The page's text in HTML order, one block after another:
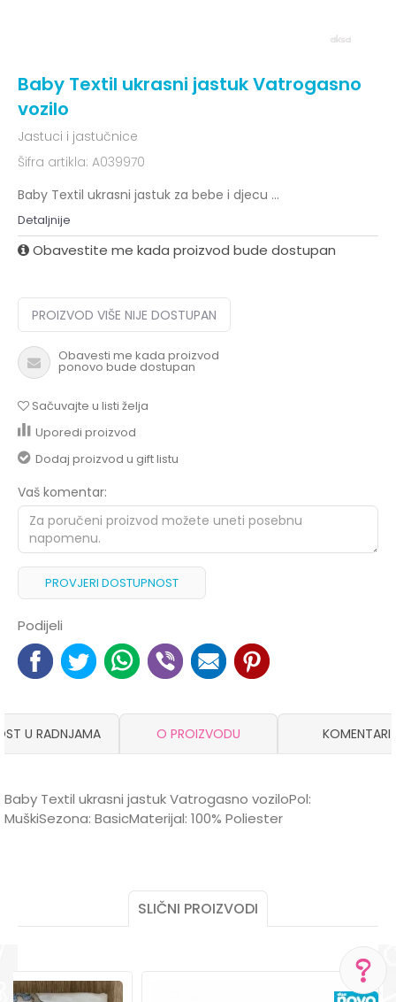
Baby Textil ukrasni jastuk Vatrogasno
vozilo
Jastuci i jastučnice
Šifra artikla: A039970
Baby Textil ukrasni jastuk za bebe i djecu ...
Detaljnije
Obavestite me kada proizvod bude dostupan
PROIZVOD VIŠE NIJE DOSTUPAN
Obavesti me kada proizvod
ponovo bude dostupan
Sačuvajte u listi želja
Uporedi proizvod
Dodaj proizvod u gift listu
Vaš komentar:
PROVJERI DOSTUPNOST
Podijeli
U RADNJAMA O PROIZVODU KOMENTARI
Baby Textil ukrasni jastuk Vatrogasno voziloPol:
MuškiSezona: BasicMaterijal: 100% Poliester
SLIČNI PROIZVODI